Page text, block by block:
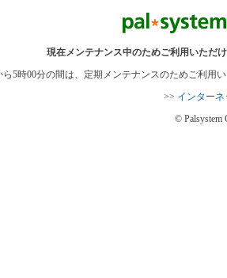
現在メンテナンス中のためご利用いただ
ら5時00分の間は、定期メンテナンスのためご利用
>> インター
© Palsystem